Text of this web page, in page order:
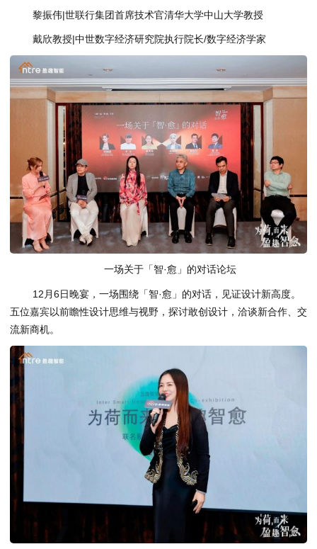
黎振伟|世联行集团首席技术官清华大学中山大学教授
戴欣教授|中世数字经济研究院执行院长/数字经济学家
一场关于「智·愈」的对话论坛
12月6日晚宴，一场围绕「智·愈」的对话，见证设计新高度。
五位嘉宾以前瞻性设计思维与视野，探讨敢创设计，洽谈新合作、交
流新商机。